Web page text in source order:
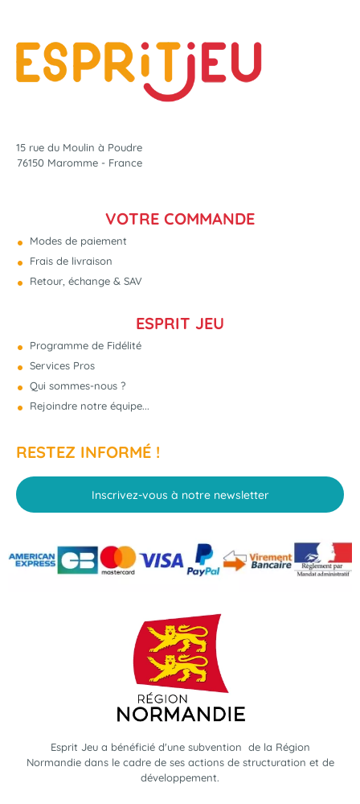
15 rue du Moulin à Poudre
76150 Maromme - France
VOTRE COMMANDE
Modes de paiement
Frais de livraison
Retour, échange & SAV
ESPRIT JEU
Programme de Fidélité
Services Pros
Qui sommes-nous ?
Rejoindre notre équipe...
RESTEZ INFORMÉ !
Inscrivez-vous à notre newsletter
Esprit Jeu a bénéficié d'une subvention de la Région
Normandie dans le cadre de ses actions de structuration et de
développement.